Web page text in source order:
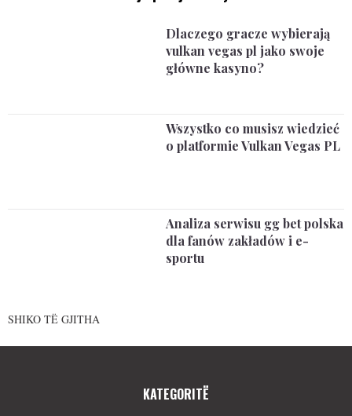
Dlaczego gracze wybierają
vulkan vegas pl jako swoje
główne kasyno?
Wszystko co musisz wiedzieć
o platformie Vulkan Vegas PL
Analiza serwisu gg bet polska
dla fanów zakładów i e-
sportu
SHIKO TË GJITHA
KATEGORITË